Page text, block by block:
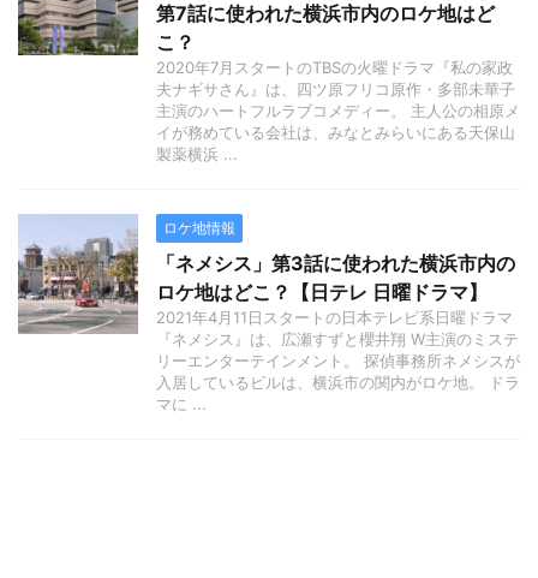
第7話に使われた横浜市内のロケ地はど
こ？
2020年7月スタートのTBSの火曜ドラマ『私の家政
夫ナギサさん』は、四ツ原フリコ原作・多部未華子
主演のハートフルラブコメディー。 主人公の相原メ
イが務めている会社は、みなとみらいにある天保山
製薬横浜 ...
ロケ地情報
「ネメシス」第3話に使われた横浜市内の
ロケ地はどこ？【日テレ 日曜ドラマ】
2021年4月11日スタートの日本テレビ系日曜ドラマ
『ネメシス』は、広瀬すずと櫻井翔 W主演のミステ
リーエンターテインメント。 探偵事務所ネメシスが
入居しているビルは、横浜市の関内がロケ地。 ドラ
マに ...